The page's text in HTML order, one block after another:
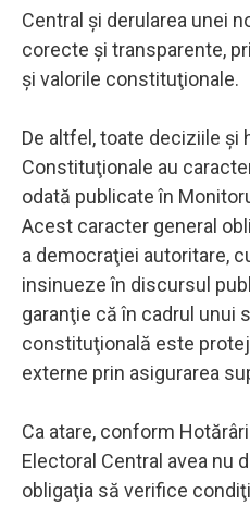
Central şi derularea unei
corecte şi transparente,
şi valorile constituţionale.
De altfel, toate deciziile şi
Constituţionale au
odată publicate în
Acest caracter general
a democraţiei autoritare,
insinueze în discursul
garanţie că în cadrul unui
constituţională este
externe prin asigurarea
Ca atare, conform
Electoral Central avea nu
obligaţia să verifice